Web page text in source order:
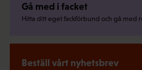
Gå med i facket
Hitta ditt eget fackförbund och gå med
Beställ vårt nyhetsbrev